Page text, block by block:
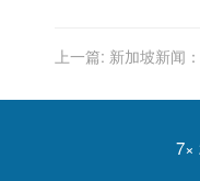
上一篇: 新加坡新闻
增信债券，初始指导
7×